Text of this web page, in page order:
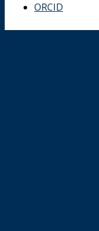
ORCID